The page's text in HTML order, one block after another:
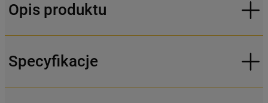
Opis produktu
Specyfikacje